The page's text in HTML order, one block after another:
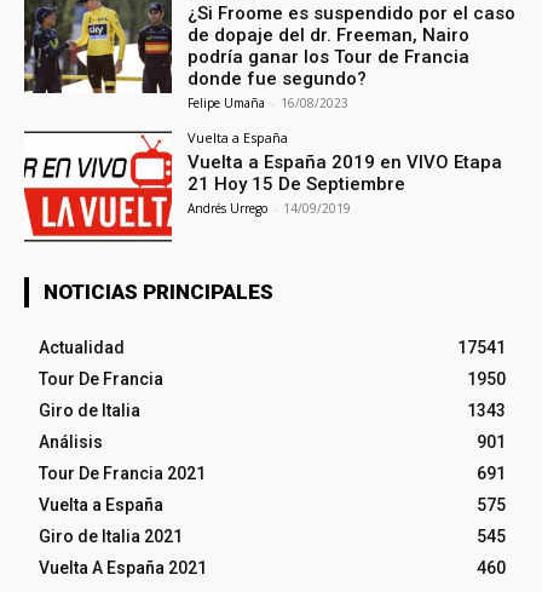
¿Si Froome es suspendido por el caso
de dopaje del dr. Freeman, Nairo
podría ganar los Tour de Francia
donde fue segundo?
Felipe Umaña - 16/08/2023
Vuelta a España
Vuelta a España 2019 en VIVO Etapa
21 Hoy 15 De Septiembre
Andrés Urrego - 14/09/2019
NOTICIAS PRINCIPALES
Actualidad
17541
Tour De Francia
1950
Giro de Italia
1343
Análisis
901
Tour De Francia 2021
691
Vuelta a España
575
Giro de Italia 2021
545
Vuelta A España 2021
460